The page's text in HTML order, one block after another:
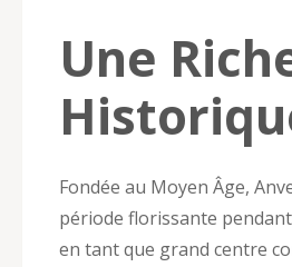
Une
Fondée au Moyen Âge,
période florissante
en tant que grand centre